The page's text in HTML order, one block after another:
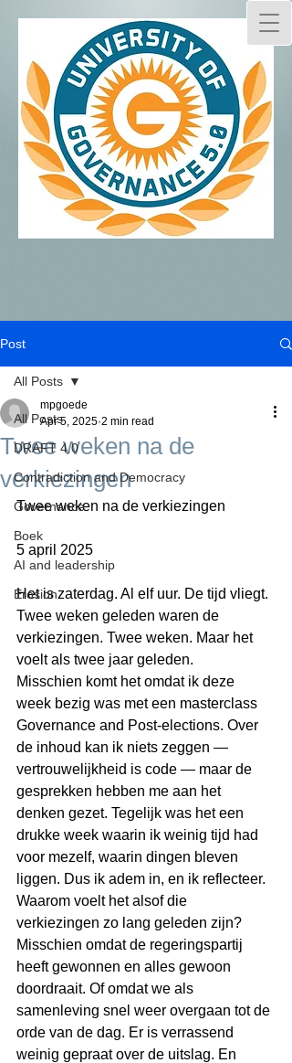
Post
All Posts
DRAFT 4.0
Contradiction and Democracy
Governance
Boek
AI and leadership
Erosion
All Posts
Twee weken na de
verkiezingen
mpgoede
Apr 5, 2025 2 min read
Twee weken na de verkiezingen
5 april 2025
Het is zaterdag. Al elf uur. De tijd vliegt.
Twee weken geleden waren de
verkiezingen. Twee weken. Maar het
voelt als twee jaar geleden.
Misschien komt het omdat ik deze
week bezig was met een masterclass
Governance and Post-elections. Over
de inhoud kan ik niets zeggen —
vertrouwelijkheid is code — maar de
gesprekken hebben me aan het
denken gezet. Tegelijk was het een
drukke week waarin ik weinig tijd had
voor mezelf, waarin dingen bleven
liggen. Dus ik adem in, en ik reflecteer.
Waarom voelt het alsof die
verkiezingen zo lang geleden zijn?
Misschien omdat de regeringspartij
heeft gewonnen en alles gewoon
doordraait. Of omdat we als
samenleving snel weer overgaan tot de
orde van de dag. Er is verrassend
weinig gepraat over de uitslag. En